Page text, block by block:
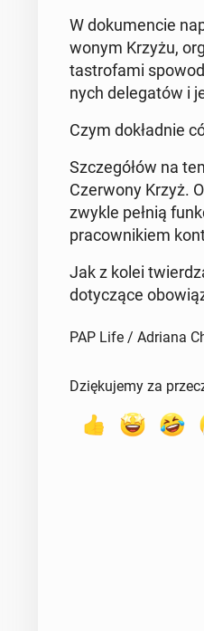
W do­ku­men­cie
wo­nym Krzyżu,
ta­stro­fa­mi
nych de­le­ga­tów i
Czym do­kład­nie
Szcze­gó­łów na
Czer­wo­ny Krzyż.
zwykle pełnią
pra­cow­ni­kiem
Jak z kolei
do­ty­czą­ce
PAP Life / Adriana
Dziękujemy za